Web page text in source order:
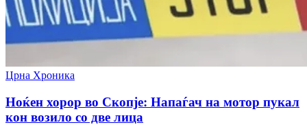
Црна Хроника
Ноќен хорор во Скопје: Напаѓач на мотор пукал
кон возило со две лица